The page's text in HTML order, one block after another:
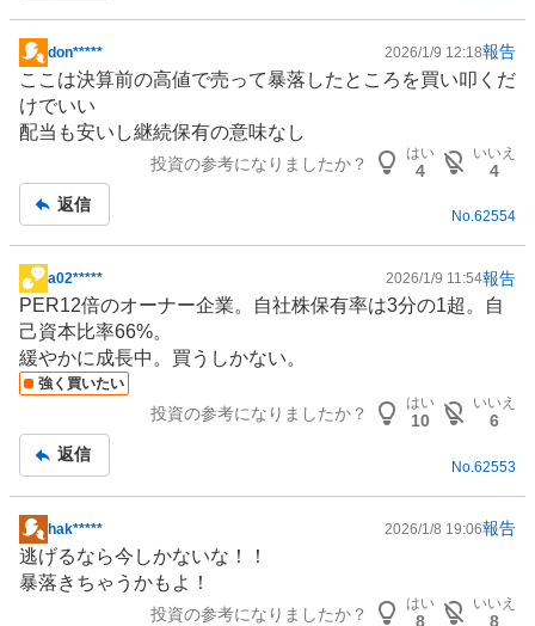
掲
示
板
記
don***** 2026/1/9 12:18報告
ここは決算前の高値で売って暴落したところを買い叩くだ
けでいい
配当も安いし継続保有の意味なし
投資の参考になりましたか？
はい
4
いいえ
4
返信
No.62554
掲
示
板
記
事
a02***** 2026/1/9 11:54報告
PER12倍のオーナー企業。自社株保有率は3分の1超。自
己資本比率66%。
緩やかに成長中。買うしかない。
強く買いたい
投資の参考になりましたか？
はい
10
いいえ
6
返信
No. 62553
掲
示
板
hak***** 2026/1/8 19:06報告
逃げるなら今しかないな！！
暴落きちゃうかもよ！
投資の参考になりましたか？
はい
8
いいえ
8